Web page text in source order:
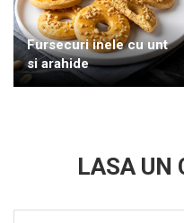
Fursecuri inele cu unt
si arahide
LASA UN